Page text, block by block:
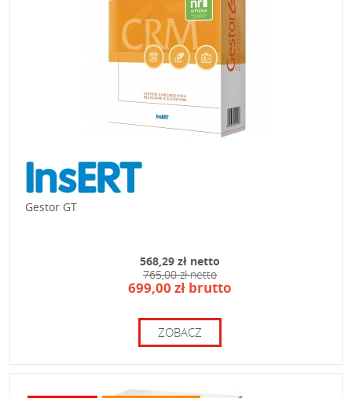
Gestor GT
568,29 zł netto
765,00 zł netto
699,00 zł brutto
ZOBACZ